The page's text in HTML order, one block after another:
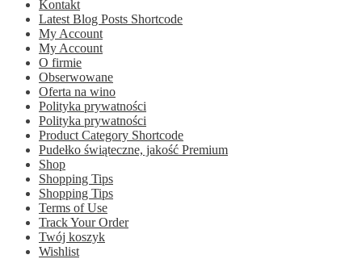
Kontakt
Latest Blog Posts Shortcode
My Account
My Account
O firmie
Obserwowane
Oferta na wino
Polityka prywatności
Polityka prywatności
Product Category Shortcode
Pudełko świąteczne, jakość Premium
Shop
Shopping Tips
Shopping Tips
Terms of Use
Track Your Order
Twój koszyk
Wishlist